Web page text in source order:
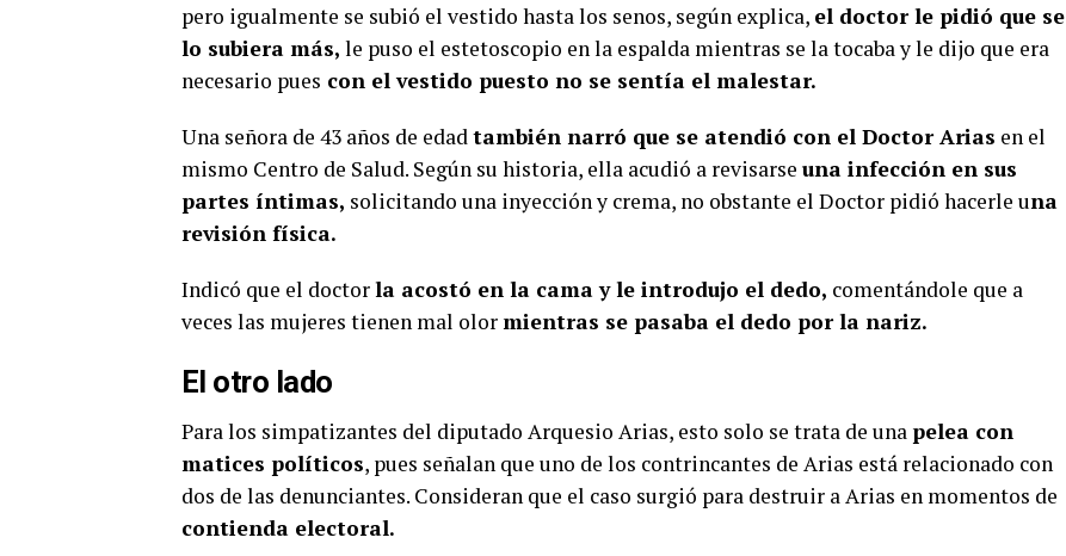
pero igualmente se subió el vestido hasta los senos, según explica, el doctor le pidió que se
lo subiera más, le puso el estetoscopio en la espalda mientras se la tocaba y le dijo que era
necesario pues con el vestido puesto no se sentía el malestar.
Una señora de 43 años de edadtambién narró que se atendió con el Doctor Arias en el
mismo Centro de Salud. Según su historia, ella acudió a revisarse una infección en sus
partes íntimas, solicitando una inyección y crema, no obstante el Doctor pidió hacerle una
revisión física.
Indicó que el doctorla acostó en la cama y le introdujo el dedo, comentándole que a
veces las mujeres tienen mal olormientras se pasaba el dedo por la nariz.
El otro lado
Para los simpatizantes del diputado Arquesio Arias, esto solo se trata de una pelea con
matices políticos, pues señalan que uno de los contrincantes de Arias está relacionado con
dos de las denunciantes. Consideran que el caso surgió para destruir a Arias en momentos de
contienda electoral.